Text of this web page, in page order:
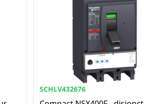
SCHLV432676